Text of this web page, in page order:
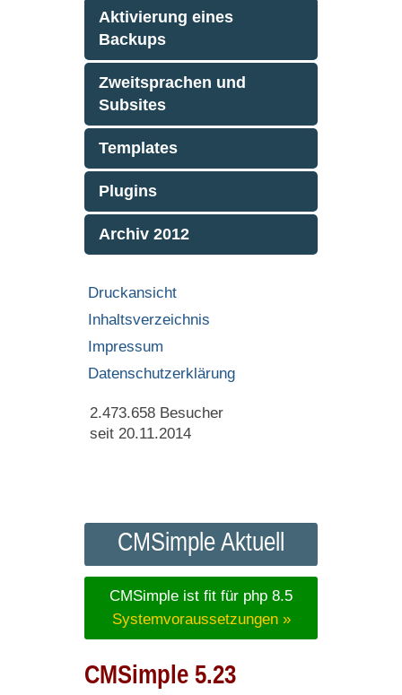
Aktivierung eines
Backups
Zweitsprachen und
Subsites
Templates
Plugins
Archiv 2012
Druckansicht
Inhaltsverzeichnis
Impressum
Datenschutzerklärung
2.473.658 Besucher
seit 20.11.2014
CMSimple Aktuell
CMSimple ist fit für php 8.5
Systemvoraussetzungen »
CMSimple 5.23